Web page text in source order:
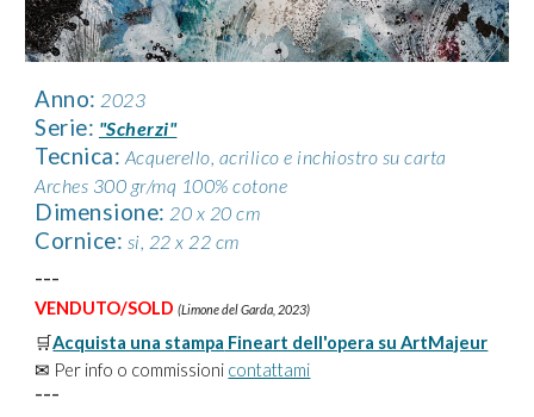
Anno: 2023
Serie: "Scherzi"
Tecnica: Acquerello, acrilico e inchiostro su carta
Arches 300 gr/mq 100% cotone
Dimensione: 20 x 20 cm
Cornice: si, 22 x 22 cm
---
VENDUTO/SOLD(Limone del Garda, 2023)
🛒Acquista una stampa Fineart dell'opera su ArtMajeur
✉ Per info o commissioni contattami
---